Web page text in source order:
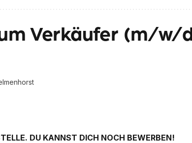
Verkäufer (m/w/
DU KANNST DICH NOCH BEWERBEN!